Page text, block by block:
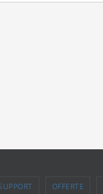
OFFERTE